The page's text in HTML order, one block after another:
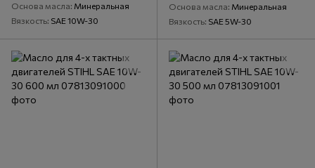
Основа масла Минеральная
Вязкость SAE 10W-30
Основа масла Минеральная
Вязкость SAE 5W-30